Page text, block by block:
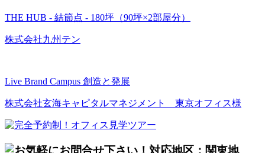
THE HUB - 結節点 - 180坪（90坪×2部屋分）
株式会社九州テン
Live Brand Campus 創造と発展
株式会社玄海キャピタルマネジメント 東京オフィス様
対応地区：関東地